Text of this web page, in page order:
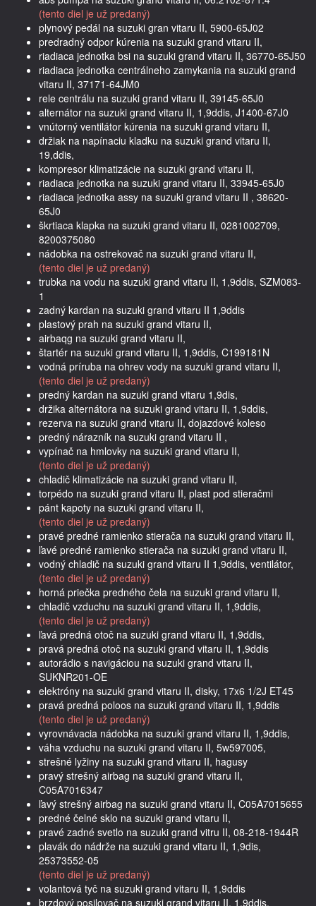
(tento diel je už predaný)
plynový pedál na suzuki gran vitaru II, 5900-65J02
predradný odpor kúrenia na suzuki grand vitaru II,
riadiaca jednotka bsi na suzuki grand vitaru II, 36770-65J50
riadiaca jednotka centrálneho zamykania na suzuki grand
vitaru II, 37171-64JM0
rele centrálu na suzuki grand vitaru II, 39145-65J0
alternátor na suzuki grand vitaru II, 1,9ddis, J1400-67J0
vnútorný ventilátor kúrenia na suzuki grand vitaru II,
držiak na napínaciu kladku na suzuki grand vitaru II,
19,ddis,
kompresor klimatizácie na suzuki grand vitaru II,
riadiaca jednotka na suzuki grand vitaru II, 33945-65J0
riadiaca jednotka assy na suzuki grand vitaru II , 38620-
65J0
škrtiaca klapka na suzuki grand vitaru II, 0281002709,
8200375080
nádobka na ostrekovač na suzuki grand vitaru II,
(tento diel je už predaný)
trubka na vodu na suzuki grand vitaru II, 1,9ddis, SZM083-
1
zadný kardan na suzuki grand vitaru II 1,9ddis
plastový prah na suzuki grand vitaru II,
airbaqg na suzuki grand vitaru II,
štartér na suzuki grand vitaru II, 1,9ddis, C199181N
vodná príruba na ohrev vody na suzuki grand vitaru II,
(tento diel je už predaný)
predný kardan na suzuki grand vitaru 1,9dis,
držika alternátora na suzuki grand vitaru II, 1,9ddis,
rezerva na suzuki grand vitaru II, dojazdové koleso
predný nárazník na suzuki grand vitaru II ,
vypínač na hmlovky na suzuki grand vitaru II,
(tento diel je už predaný)
chladič klimatizácie na suzuki grand vitaru II,
torpédo na suzuki grand vitaru II, plast pod stieračmi
pánt kapoty na suzuki grand vitaru II,
(tento diel je už predaný)
pravé predné ramienko stierača na suzuki grand vitaru II,
ľavé predné ramienko stierača na suzuki grand vitaru II,
vodný chladič na suzuki grand vitaru II 1,9ddis, ventilátor,
(tento diel je už predaný)
horná priečka predného čela na suzuki grand vitaru II,
chladič vzduchu na suzuki grand vitaru II, 1,9ddis,
(tento diel je už predaný)
ľavá predná otoč na suzuki grand vitaru II, 1,9ddis,
pravá predná otoč na suzuki grand vitaru II, 1,9ddis
autorádio s navigáciou na suzuki grand vitaru II,
SUKNR201-OE
elektróny na suzuki grand vitaru II, disky, 17x6 1/2J ET45
pravá predná poloos na suzuki grand vitaru II, 1,9ddis
(tento diel je už predaný)
vyrovnávacia nádobka na suzuki grand vitaru II, 1,9ddis,
váha vzduchu na suzuki grand vitaru II, 5w597005,
strešné lyžiny na suzuki grand vitaru II, hagusy
pravý strešný airbag na suzuki grand vitaru II,
C05A7016347
ľavý strešný airbag na suzuki grand vitaru II, C05A7015655
predné čelné sklo na suzuki grand vitaru II,
pravé zadné svetlo na suzuki grand vitru II, 08-218-1944R
plavák do nádrže na suzuki grand vitaru II, 1,9dis,
25373552-05
(tento diel je už predaný)
volantová tyč na suzuki grand vitaru II, 1,9ddis
brzdový posilovač na suzuki grand vitaru II, 1,9ddis,